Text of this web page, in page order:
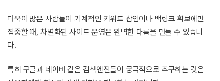
더욱이 많은 사람들이 기계적인 키워드 삽입이나 백링크 확보에만
집중할 때, 차별화된 사이트 운영은 완벽한 다름을 만들 수 있습니
다.
특히 구글과 네이버 같은 검색엔진들이 궁극적으로 추구하는 것은